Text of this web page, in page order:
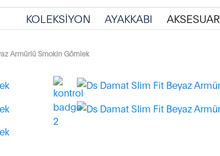
KOLEKSİYON AYAKKABI AKSESUAR
Armürlü Smokin Gömlek